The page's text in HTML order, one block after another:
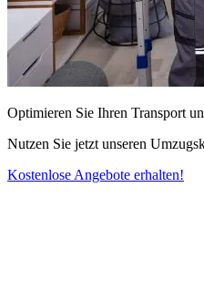
Optimieren Sie Ihren Transport
Nutzen Sie jetzt unseren
Kostenlose Angebote erhalten!